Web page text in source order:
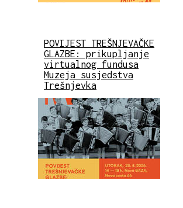
POVIJEST TREŠNJEVAČKE
GLAZBE: prikupljanje
virtualnog fundusa
Muzeja susjedstva
Trešnjevka